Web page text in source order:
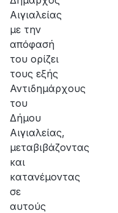
Αιγιαλείας
με την
απόφασή
του ορίζει
τους εξής
Αντιδημάρχους
του
Δήμου
Αιγιαλείας,
μεταβιβάζοντας
και
κατανέμοντας
σε
αυτούς